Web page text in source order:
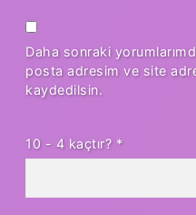
Daha sonraki
posta adresim ve site
kaydedilsin.
10 - 4 kaçtır? *